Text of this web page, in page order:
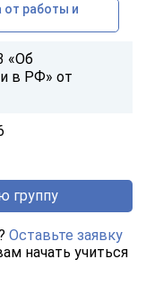
от работы и
«Об
в РФ» от
группу
Оставьте заявку
начать учиться